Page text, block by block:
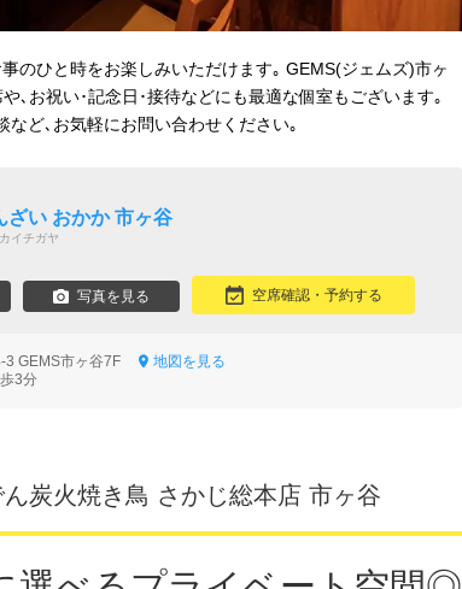
のひと時をお楽しみいただけます｡ GEMS(ジェムズ)市ヶ
､お祝い･記念日･接待などにも最適な個室もございます｡
ど､お気軽にお問い合わせください｡
ざい おかか 市ヶ谷
イチガヤ
写真を見る 空席確認・予約する
3 GEMS市ヶ谷7F
地図を見る
3分
炭火焼き鳥 さかじ総本店 市ヶ谷